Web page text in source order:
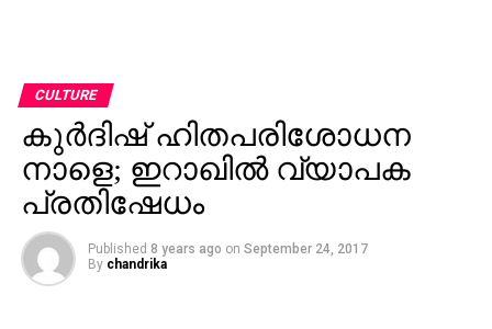
CULTURE
കുര്‍ദിഷ് ഹിതപരിശോധന
നാളെ; ഇറാഖില്‍ വ്യാപക
പ്രതിഷേധം
Published 8 years ago on September 24, 2017
By chandrika